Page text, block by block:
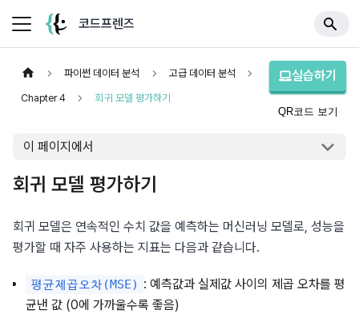
코드프렌즈
파이썬 데이터 분석 고급 데이터 분석
Chapter 4 회귀 모델 평가하기
실습하기
QR코드 보기
이 페이지에서
회귀 모델 평가하기
회귀 모델은 연속적인 수치 값을 예측하는 머신러닝 모델로, 성능을
평가할 때 자주 사용하는 지표는 다음과 같습니다.
평균제곱오차(MSE) : 예측값과 실제값 사이의 제곱 오차를 평
균낸 값 (0에 가까울수록 좋음)